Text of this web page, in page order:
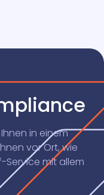
in einem
vor Ort, wie
Service mit allem